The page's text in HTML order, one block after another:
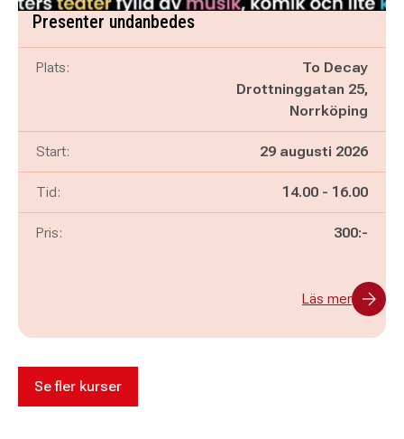
Presenter undanbedes
Plats:
To Decay
Drottninggatan 25,
Norrköping
Start: 29 augusti 2026
Tid: Pågår mellan
14.00 - och
16.00
Pris: 300:-
Läs mer
Se fler kurser